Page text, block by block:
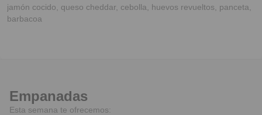
jamón cocido, queso cheddar, cebolla, huevos revueltos, panceta,
barbacoa
Empanadas
Esta semana te ofrecemos: